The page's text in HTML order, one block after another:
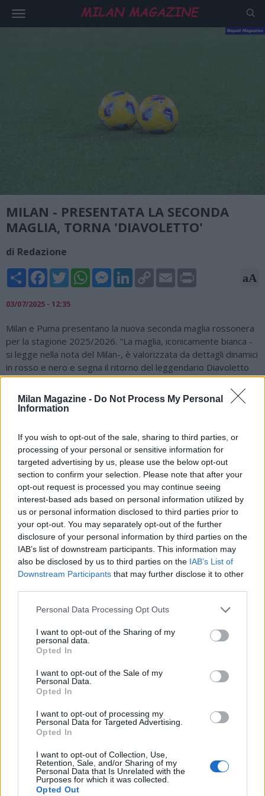
Milan Magazine - Do Not Process My Personal
Information
If you wish to opt-out of the sale, sharing to third parties, or
processing of your personal or sensitive information for
targeted advertising by us, please use the below opt-out
section to confirm your selection. Please note that after your
opt-out request is processed you may continue seeing
interest-based ads based on personal information utilized by
us or personal information disclosed to third parties prior to
your opt-out. You may separately opt-out of the further
disclosure of your personal information by third parties on the
IAB’s list of downstream participants. This information may
also be disclosed by us to third parties on the IAB’s List of
Downstream Participants that may further disclose it to other
Personal Data Processing Opt Outs
I want to opt-out of the Sharing of my
personal data.
Opted In
I want to opt-out of the Sale of my
Personal Data.
Opted In
I want to opt-out of processing my
Personal Data for Targeted Advertising.
Opted In
I want to opt-out of Collection, Use,
Retention, Sale, and/or Sharing of my
Personal Data that Is Unrelated with the
Purposes for which it was collected.
Opted Out
MILAN - PRESENTATA LA SECONDA
MAGLIA, TORNA 'DIAVOLETTO'
di Redazione
Share FacebookTwitterWhatsAppMessengerLinkedInCopy
Link
Email aA
03/07/2025 - 12:35
Milan e Puma presentano la nuova seconda maglia rossonera
per la stagione 2025/2026. "La maglia, iconicamente bianca -
si legge nella nota del Milan-, è valorizzata da dettagli dinamici
in rosso e nero e segna il ritorno del leggendario Diavoletto
sul petto, simbolo storico introdotto negli anni '80".La nuova
maglia debutterà in campo il prossimo 23 luglio in amichevole
contro l'Arsenal nel Pre-Season Tour nella regione Asia-
del DNA del nostro Club. Riportarlo sulla maglia - ha spiegato
Maikel Oettle, Chief Commercial Officier del Milan - è un
omaggio alla nostra eredità, ma ci aiuta anche a parlare a una
nuova generazione di tifosi rossoneri in tutto il mondo.
Questo kit, accuratamente disegnato da PUMA, cattura
l'essenza di ciò che significa rappresentare questo Club:
passione, stile e uno spirito audace che ci distingue".
VAI ALLA VERSIONE CLASSICA
Il materiale (testo, foto e video) consultabile in questo portale è di nostra proprietà.
Alcune foto (screenshot) ed articoli presenti su "Milan Magazine" sono in parte giunti da